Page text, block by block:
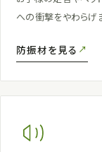
への衝撃をやわらげま
防振材を見る